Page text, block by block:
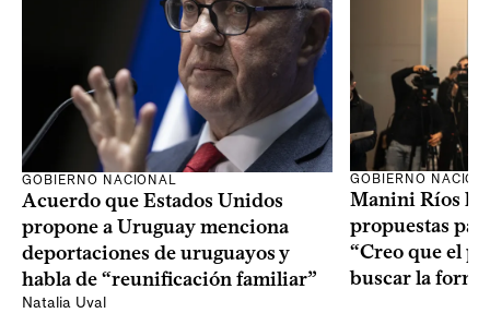
GOBIERNO NACIONAL
Acuerdo que Estados Unidos
propone a Uruguay menciona
deportaciones de uruguayos y
habla de “reunificación familiar”
Natalia Uval
GOBIERNO
Manini Ríos le
propuestas
“Creo que el
buscar la